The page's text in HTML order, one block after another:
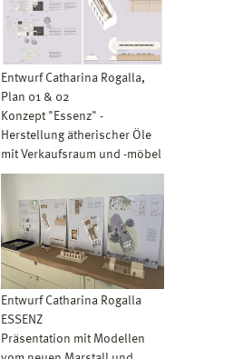
Entwurf Catharina Rogalla,
Plan 01 & 02
Konzept "Essenz" -
Herstellung ätherischer Öle
mit Verkaufsraum und -möbel
Entwurf Catharina Rogalla
ESSENZ
Präsentation mit Modellen